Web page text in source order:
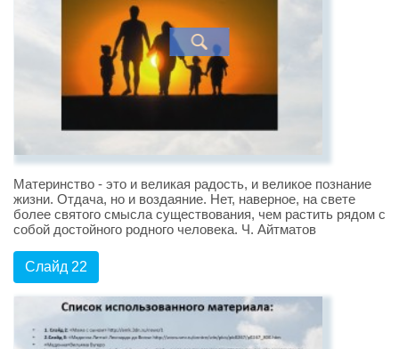
Материнство - это и великая радость, и великое познание
жизни. Отдача, но и воздаяние. Нет, наверное, на свете
более святого смысла существования, чем растить рядом с
собой достойного родного человека. Ч. Айтматов
Слайд 22